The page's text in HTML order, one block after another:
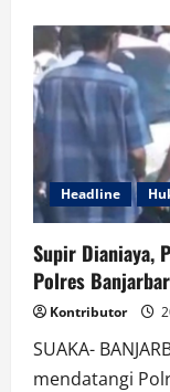
Headline
Supir Dianiaya,
Polres
Kontributor
SUAKA-
mendatangi